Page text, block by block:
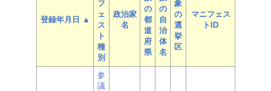
登録年月日 ▲
フ
ェ
ス
ト
種
別
政治家
名
の
都
道
府
県
の
自
治
体
名
象
の
選
挙
区
マニフェス
トID
参
議